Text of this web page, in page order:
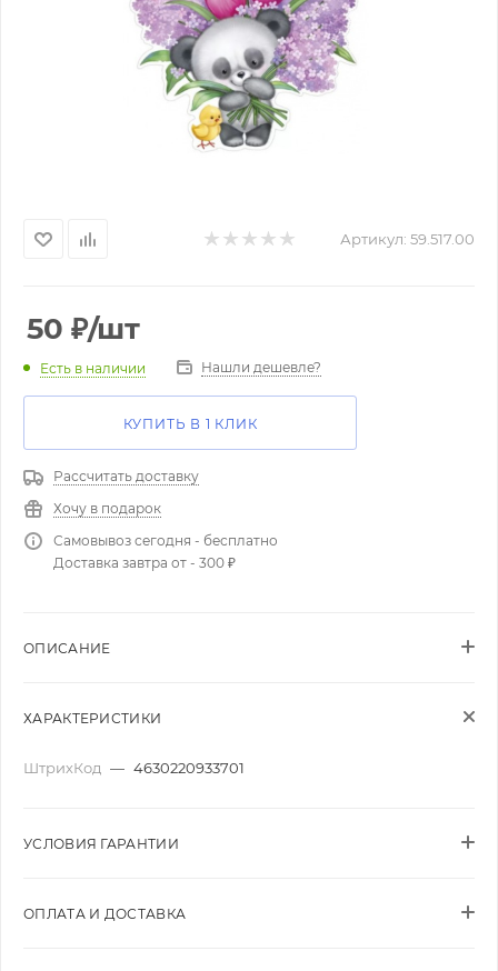
Артикул: 59.517.00
50 ₽/шт
Есть в наличии Нашли дешевле?
КУПИТЬ В 1 КЛИК
Рассчитать доставку
Хочу в подарок
Самовывоз сегодня - бесплатно
Доставка завтра от - 300 ₽
ОПИСАНИЕ
ХАРАКТЕРИСТИКИ
ШтрихКод — 4630220933701
УСЛОВИЯ ГАРАНТИИ
ОПЛАТА И ДОСТАВКА